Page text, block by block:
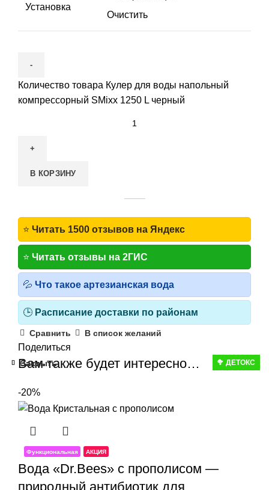
Установка
Очистить
Количество товара Кулер для воды напольный
компрессорный SMixx 1250 L черный
В КОРЗИНУ
⭐ Читать 1500 отзывов на Яндекс
⭐ Читать отзывы на 2ГИС
💦 Что такое артезианская вода
🕒 Расписание доставки по районам
Сравнить В список желаний
Поделиться
Вам также будет интересно…
-20%
Закрыть
Функциональная АКЦИЯ
Вода «Dr.Bees» с прополисом —
природный антибиотик для
🥦 ДЕТОКС
Закрыть
Закрыть
Закрыть
Закрыть